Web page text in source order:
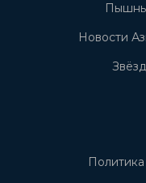
Новости